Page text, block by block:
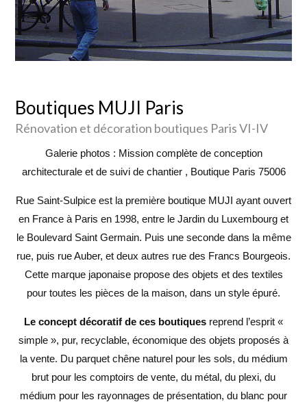
Boutiques MUJI Paris
Rénovation et décoration boutiques Paris VI-IV
Galerie photos : Mission complète de conception
architecturale et de suivi de chantier , Boutique Paris 75006
Rue Saint-Sulpice est la première boutique MUJI ayant ouvert
en France à Paris en 1998, entre le Jardin du Luxembourg et
le Boulevard Saint Germain. Puis une seconde dans la même
rue, puis rue Auber, et deux autres rue des Francs Bourgeois.
Cette marque japonaise propose des objets et des textiles
pour toutes les pièces de la maison, dans un style épuré.
Le concept décoratif de ces boutiques reprend l’esprit «
simple », pur, recyclable, économique des objets proposés à
la vente. Du parquet chêne naturel pour les sols, du médium
brut pour les comptoirs de vente, du métal, du plexi, du
médium pour les rayonnages de présentation, du blanc pour